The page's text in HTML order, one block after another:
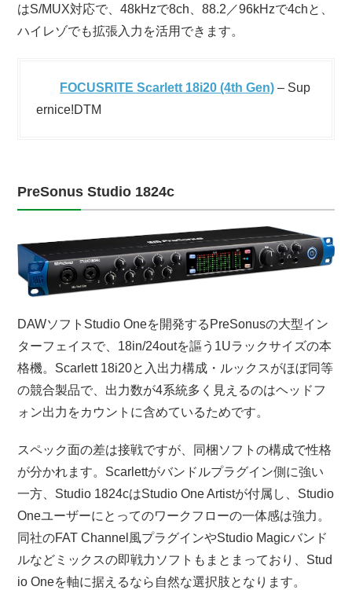
はS/MUX対応で、48kHzで8ch、88.2／96kHzで4chと、
ハイレゾでも拡張入力を活用できます。
FOCUSRITE Scarlett 18i20 (4th Gen) – Sup
ernice!DTM
PreSonus Studio 1824c
DAWソフトStudio Oneを開発するPreSonusの大型イン
ターフェイスで、18in/24outを謳う1Uラックサイズの本
格機。Scarlett 18i20と入出力構成・ルックスがほぼ同等
の競合製品で、出力数が4系統多く見えるのはヘッドフ
ォン出力をカウントに含めているためです。
スペック面の差は接戦ですが、同梱ソフトの構成で性格
が分かれます。Scarlettがバンドルプラグイン側に強い
一方、Studio 1824cはStudio One Artistが付属し、Studio
Oneユーザーにとってのワークフローの一体感は強力。
同社のFAT Channel風プラグインやStudio Magicバンド
ルなどミックスの即戦力ソフトもまとまっており、Stud
io Oneを軸に据えるなら自然な選択肢となります。